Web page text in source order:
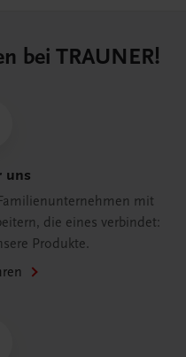
bei TRAUNER!
uns
mit
die eines verbindet:
Produkte.